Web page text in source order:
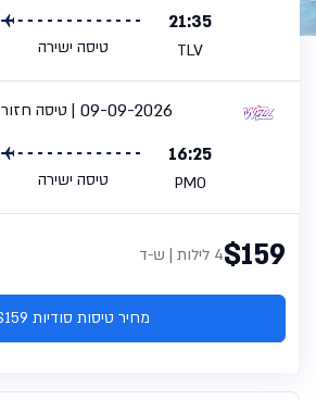
21:35
TLV טיסה ישירה
טיסה חזור
09-09-2026
16:25
PMO טיסה ישירה
$1594 לילות | ש-ד
מחיר טיסות סודיות $159